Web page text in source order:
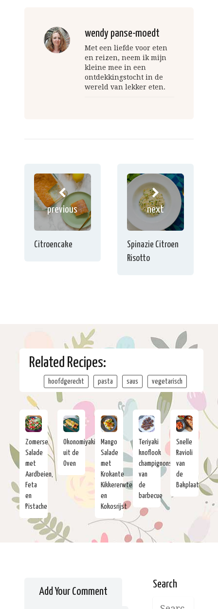
wendy panse-moedt
Met een liefde voor eten
en reizen, neem ik mijn
kleine mee in een
ontdekkingstocht in de
wereld van lekker eten.
previous
Citroencake
next
Spinazie Citroen
Risotto
Related Recipes:
hoofdgerecht pasta saus vegetarisch
Zomerse
Salade
met
Aardbeien,
Feta
en
Pistache
Okonomiyaki
uit de
Oven
Mango
Salade
met
Krokante
Kikkererwten
en
Kokosrijst
Teriyaki
knoflook
champignons
van
de
barbecue
Snelle
Ravioli
van
de
Bakplaat
Add Your Comment
Search